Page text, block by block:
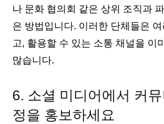
나 문화 협의회 같은 상위 조직과
은 방법입니다. 이러한 단체들은
고, 활용할 수 있는 소통 채널을 이
많습니다.
6. 소셜 미디어에서 커
정을 홍보하세요